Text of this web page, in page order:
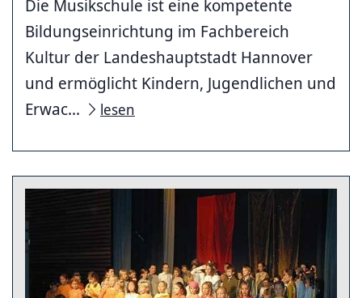
Die Musikschule ist eine kompetente
Bildungseinrichtung im Fachbereich
Kultur der Landeshauptstadt Hannover
und ermöglicht Kindern, Jugendlichen und
Erwac...
lesen